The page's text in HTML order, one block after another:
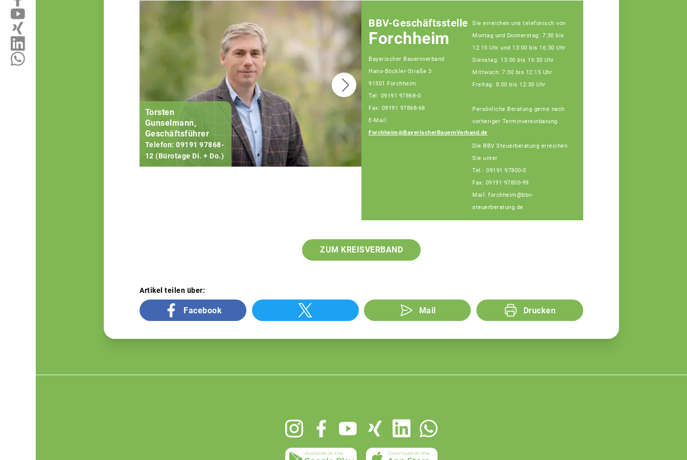
Torsten
Gunselmann,
Geschäftsführer
Telefon: 09191 97868-
12 (Bürotage Di. + Do.)
Joachim Grau,
Fachberater
BBV-Geschäftsstelle
Forchheim
Bayerischer Bauernverband
Hans-Böckler-Straße 3
91301 Forchheim
Tel: 09191 97868-0
Fax: 09191 97868-68
E-Mail:
Forchheim@BayerischerBauernVerband.de
Sie erreichen uns telefonisch von
Montag und Donnerstag: 7:30 bis
12:15 Uhr und 13:00 bis 16:30 Uhr
Dienstag: 13:00 bis 16:30 Uhr
Mittwoch: 7:30 bis 12:15 Uhr
Freitag: 8:00 bis 12:30 Uhr
Persönliche Beratung gerne nach
vorheriger Terminvereinbarung
Die BBV Steuerberatung erreichen
Sie unter
Tel.: 09191 97800-0
Fax: 09191 97800-99
Mail: forchheim@bbv-
steuerberatung.de
ZUM KREISVERBAND
Artikel teilen über:
Facebook Mail Drucken